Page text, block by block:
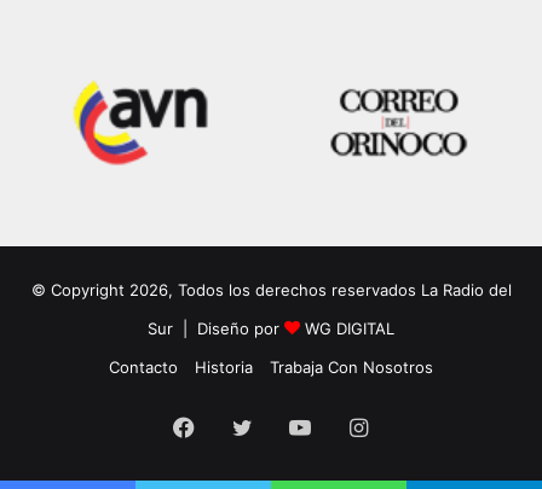
© Copyright 2026, Todos los derechos reservados La Radio del
Sur | Diseño por
WG DIGITAL
Contacto
Historia Trabaja Con Nosotros
Facebook
TwitterYouTubeInstagram